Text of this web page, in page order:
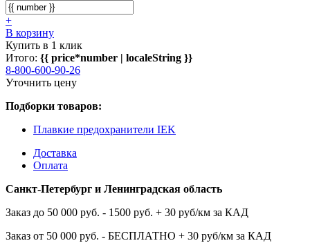
+
В корзину
Купить в 1 клик
Итого: {{ price*number | localeString }}
8-800-600-90-26
Уточнить цену
Подборки товаров:
Плавкие предохранители IEK
Доставка
Оплата
Санкт-Петербург и Ленинградская область
Заказ до 50 000 руб. - 1500 руб. + 30 руб/км за КАД
Заказ от 50 000 руб. - БЕСПЛАТНО + 30 руб/км за КАД